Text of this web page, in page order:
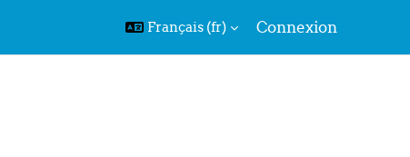
Français ‎(fr)‎ Connexion